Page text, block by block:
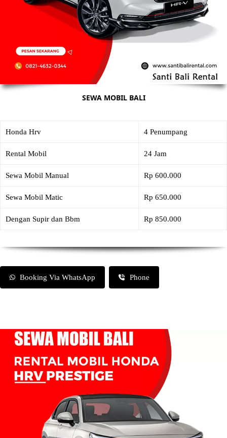
SEWA MOBIL BALI
Honda Hrv 4 Penumpang
Rental Mobil 24 Jam
Sewa Mobil Manual Rp 600.000
Sewa Mobil Matic Rp 650.000
Dengan Supir dan Bbm Rp 850.000
Booking Via WhatsApp Phone